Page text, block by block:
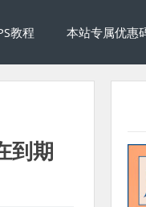
教程 本站专属优惠
到期